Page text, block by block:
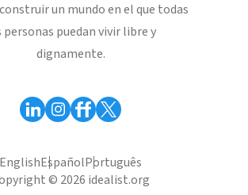
un mundo en el que todas
personas puedan vivir libre y
dignamente.
EnglishEspañolPortuguês
© 2026 idealist.org